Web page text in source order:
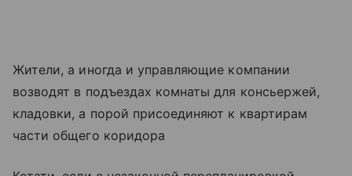
Жители, а иногда и управляющие компании
возводят в подъездах комнаты для консьержей,
кладовки, а порой присоединяют к квартирам
части общего коридора